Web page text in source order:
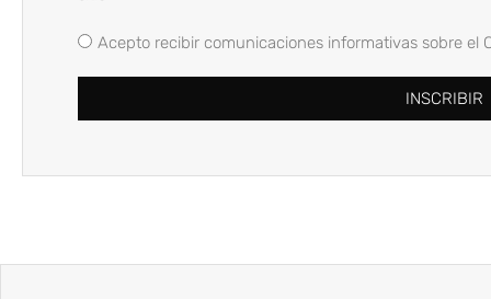
Acepto recibir comunicaciones informativas sobre el
INSCRIBIR